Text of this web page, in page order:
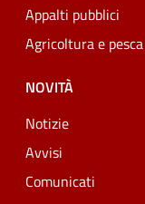
Appalti pubblici
Agricoltura e pesca
NOVITÀ
Notizie
Avvisi
Comunicati